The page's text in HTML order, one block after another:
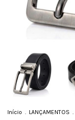
Início . LANÇAMENTOS .